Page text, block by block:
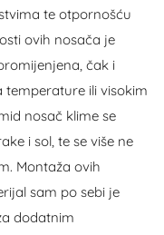
te otpornošću
ovih nosača je
čak i
temperature ili visokim
nosač klime se
i sol, te se više ne
Montaža ovih
sam po sebi je
dodatnim